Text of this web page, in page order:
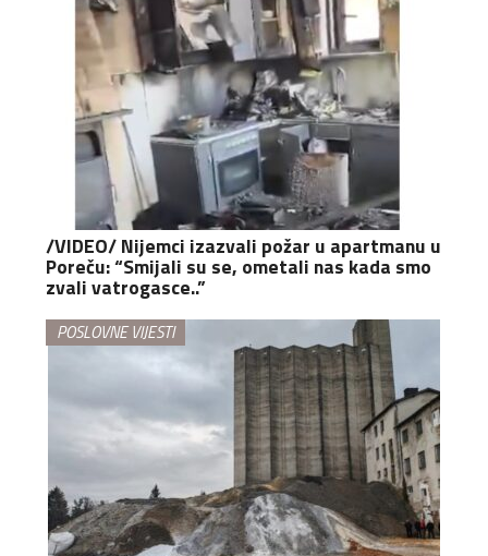
/VIDEO/ Nijemci izazvali požar u apartmanu u
Poreču: “Smijali su se, ometali nas kada smo
zvali vatrogasce..”
POSLOVNE VIJESTI